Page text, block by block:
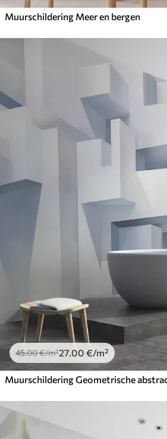
Muurschildering Meer en bergen
45.00€/m²27.00 €/m²